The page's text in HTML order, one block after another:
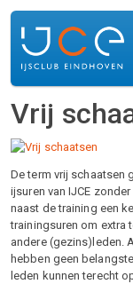
Skip to main content
Vrij
De term vrij schaatsen
ijsuren van IJCE
naast de training een
trainingsuren om extra
andere (gezins)leden.
hebben geen
leden kunnen terecht